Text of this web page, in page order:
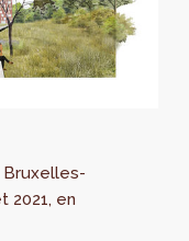
Bruxelles-
2021, en